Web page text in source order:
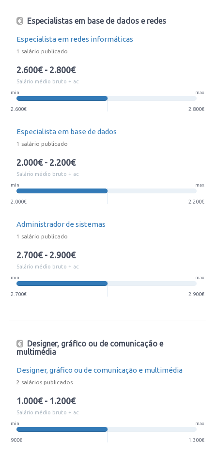
Especialistas em base de dados e redes
Especialista em redes informáticas
1 salário publicado
2.600€ - 2.800€
Salário médio bruto + ac
min max
2.600€ 2.800€
Especialista em base de dados
1 salário publicado
2.000€ - 2.200€
Salário médio bruto + ac
min max
2.000€ 2.200€
Administrador de sistemas
1 salário publicado
2.700€ - 2.900€
Salário médio bruto + ac
min max
2.700€ 2.900€
Designer, gráfico ou de comunicação e
multimédia
Designer, gráfico ou de comunicação e multimédia
2 salários publicados
1.000€ - 1.200€
Salário médio bruto + ac
min max
900€ 1.300€